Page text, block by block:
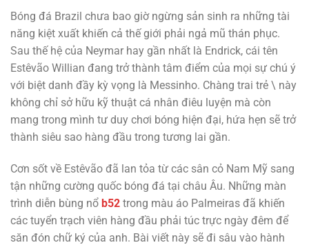
Bóng đá Brazil chưa bao giờ ngừng sản sinh ra những tài
năng kiệt xuất khiến cả thế giới phải ngả mũ thán phục.
Sau thế hệ của Neymar hay gần nhất là Endrick, cái tên
Estêvão Willian đang trở thành tâm điểm của mọi sự chú ý
với biệt danh đầy kỳ vọng là Messinho. Chàng trai trẻ \ này
không chỉ sở hữu kỹ thuật cá nhân điêu luyện mà còn
mang trong mình tư duy chơi bóng hiện đại, hứa hẹn sẽ trở
thành siêu sao hàng đầu trong tương lai gần.
Cơn sốt về Estêvão đã lan tỏa từ các sân cỏ Nam Mỹ sang
tận những cường quốc bóng đá tại châu Âu. Những màn
trình diễn bùng nổ b52 trong màu áo Palmeiras đã khiến
các tuyển trạch viên hàng đầu phải túc trực ngày đêm để
săn đón chữ ký của anh. Bài viết này sẽ đi sâu vào hành